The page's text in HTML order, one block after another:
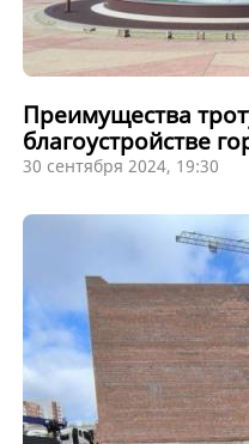
Преимущества
благоустройстве
30 сентября 2024, 19:30